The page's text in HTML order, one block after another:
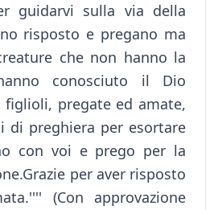
guidarvi sulla via della
risposto e pregano ma
che non hanno la
conosciuto il Dio
figlioli, pregate ed amate,
di preghiera per esortare
con voi e prego per la
per aver risposto
(Con approvazione